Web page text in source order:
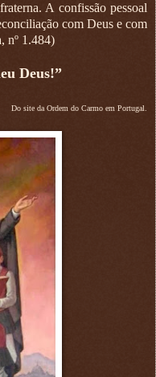
A confissão pessoal
com Deus e com
nº 1.484)
Deus!”
Do site da Ordem do Carmo em Portugal.